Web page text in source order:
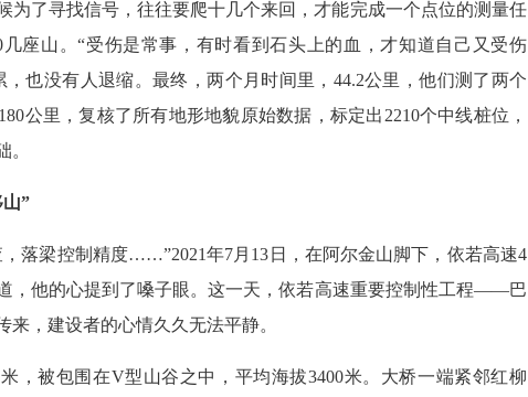
为了寻找信号，往往要爬十几个来回，才能完成一个点位的测量任
座山。“受伤是常事，有时看到石头上的血，才知道自己又受伤
也没有人退缩。最终，两个月时间里，44.2公里，他们测了两个
公里，复核了所有地形地貌原始数据，标定出2210个中线桩位，
。
”
落梁控制精度……”2021年7月13日，在阿尔金山脚下，依若高速4
，他的心提到了嗓子眼。这一天，依若高速重要控制性工程——巴
，建设者的心情久久无法平静。
，被包围在V型山谷之中，平均海拔3400米。大桥一端紧邻红柳